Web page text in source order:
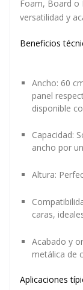
Foam, Board o
versatilidad y
Beneficios
Ancho: 60
panel
disponible
Capacidad:
ancho por
Altura:
caras,
Acabado y
metálica de
Aplicaciones